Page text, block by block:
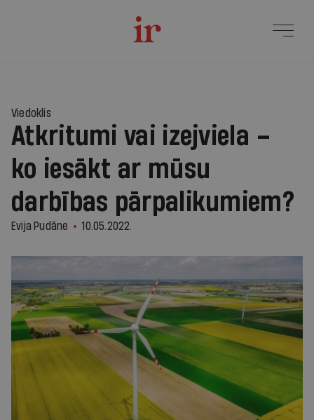
Viedoklis
Atkritumi vai izejviela –
ko iesākt ar mūsu
darbības pārpalikumiem?
Evija Pudāne 10.05.2022.